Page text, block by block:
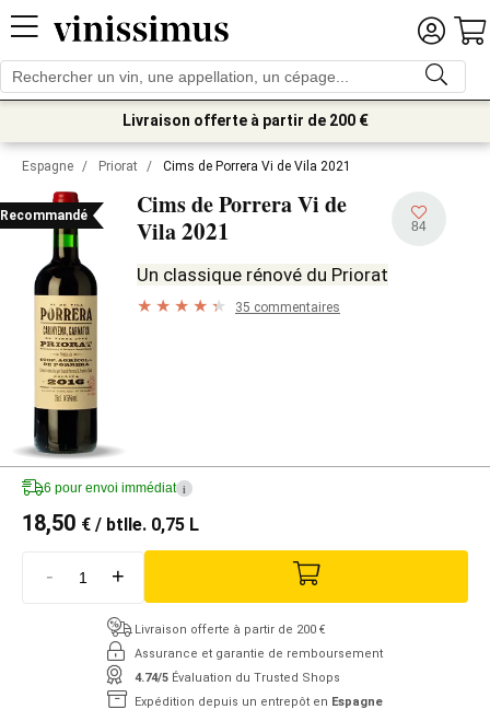
Livraison offerte à partir de 200 €
Espagne / Priorat / Cims de Porrera Vi de Vila 2021
Recommandé
Cims de Porrera Vi de
Vila2021 84
Un classique rénové du Priorat
35 commentaires
6 pour envoi immédiat i
18,50 € / btlle. 0,75 L
- +
Livraison offerte à partir de 200 €
Assurance et garantie de remboursement
4.74/5 Évaluation du Trusted Shops
Expédition depuis un entrepôt en Espagne